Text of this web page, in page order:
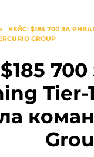
КЕЙС: $185 700 ЗА
GROUP
Tier-